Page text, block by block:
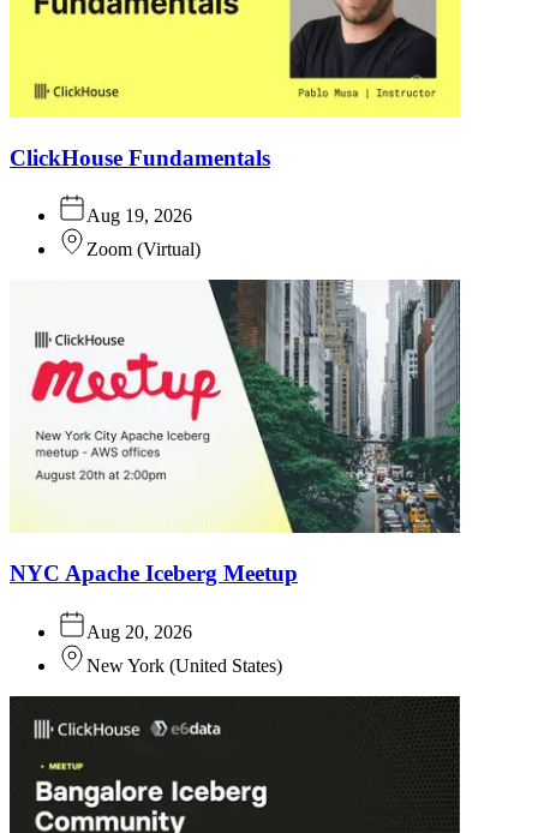
ClickHouse Fundamentals
Aug 19, 2026
Zoom (Virtual)
NYC Apache Iceberg Meetup
Aug 20, 2026
New York (United States)